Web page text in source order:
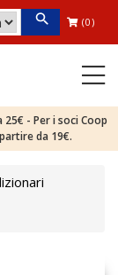
(0)
- Per i soci Coop
da 19€.